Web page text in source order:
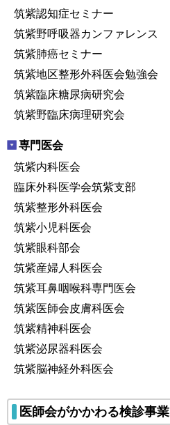
筑紫認知症セミナー
筑紫野呼吸器カンファレンス
筑紫肺癌セミナー
筑紫地区整形外科医会勉強会
筑紫臨床糖尿病研究会
筑紫野臨床病理研究会
専門医会
筑紫内科医会
臨床外科医学会筑紫支部
筑紫整形外科医会
筑紫小児科医会
筑紫眼科部会
筑紫産婦人科医会
筑紫耳鼻咽喉科専門医会
筑紫医師会皮膚科医会
筑紫精神科医会
筑紫泌尿器科医会
筑紫脳神経外科医会
医師会がかかわる検診事業